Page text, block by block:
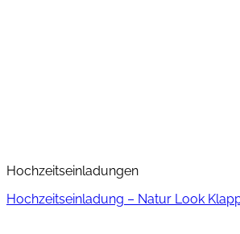
Hochzeitseinladungen
Hochzeitseinladung – Natur Look